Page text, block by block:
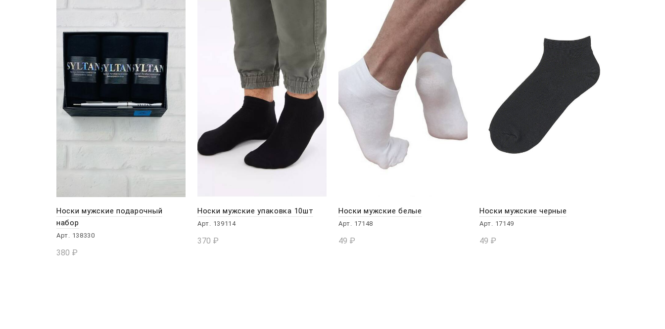
Носки мужские подарочный
набор
Арт. 138330
380 ₽
Носки мужские упаковка 10шт
Арт. 139114
370 ₽
Носки мужские белые
Арт. 17148
49 ₽
Носки мужские черные
Арт. 17149
49 ₽